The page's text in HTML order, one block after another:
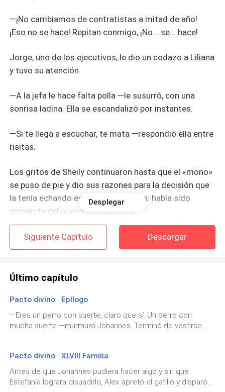
—¡No cambiamos de contratistas a mitad de año!
¡Eso no se hace! Repitan conmigo, ¡No... se... hace!
Jorge, uno de los ejecutivos, le dio un codazo a Liliana
y tuvo su atención.
—A la jefa le hace falta polla —le susurró, con una
sonrisa ladina. Ella se escandalizó por instantes.
—Si te llega a escuchar, te mata —respondió ella entre
risitas.
Los gritos de Sheily continuaron hasta que el «mono»
se puso de pie y dio sus razones para la decisión que
la tenía echando espuma por la boca: había sido
exigencia del nuevo inversionista.
—¡¿Y a quién carajos le preguntaste si podías hacer
algo así?!
—A mí.
Zack Bertram entró a la sala de reuniones y hub0 una
generalizada exhalación de alivio. Demasiado joven
como para llevar a cuestas el imperio farmacéutico
muerte de su padre y compensaba su falta de
agradablemente la balanza de poder. Y gracias a él
Desplegar
Siguiente Capítulo Descargar
Último capítulo
Pacto divino Epílogo
—Eres un perro con suerte, claro que sí. Un perro con
mucha suerte —murmuró Johannes. Terminó de vestirse
hasta la puerta. —¡Cariño, ya estamos listos! —avisó a
Estefanía—. Estamos ansiosos por nuestro paseo —agregó
para sí, mientras Varo meneaba la cola, como si estuviera
de acuerdo. Ella llegó con un vestido ligero que se
Pacto divino XLVIII Familia
Antes de que Johannes pudiera hacer algo y sin que
Estefanía lograra disuadirlo, Alex apretó el gatillo y disparó